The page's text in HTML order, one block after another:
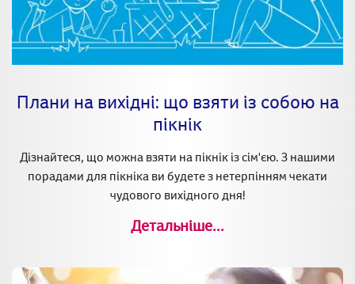
Плани на вихідні: що взяти із собою на
пікнік
Дізнайтеся, що можна взяти на пікнік із сім'єю. З нашими
порадами для пікніка ви будете з нетерпінням чекати
чудового вихідного дня!
Детальніше...